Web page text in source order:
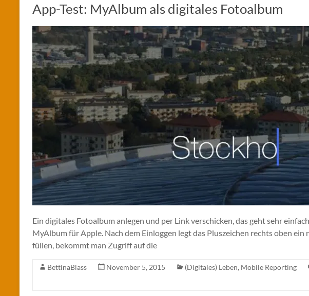
App-Test: MyAlbum als digitales Fotoalbum
Ein digitales Fotoalbum anlegen und per Link verschicken, das geht sehr
MyAlbum für Apple. Nach dem Einloggen legt das Pluszeichen rechts oben ein
füllen, bekommt man Zugriff auf die
BettinaBlass November 5, 2015 (Digitales) Leben, Mobile Reporting